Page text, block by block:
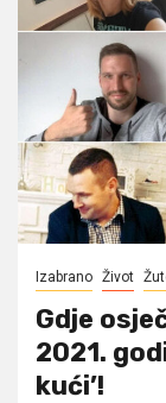
Izabrano Život
Gdje
2021.
kući’!